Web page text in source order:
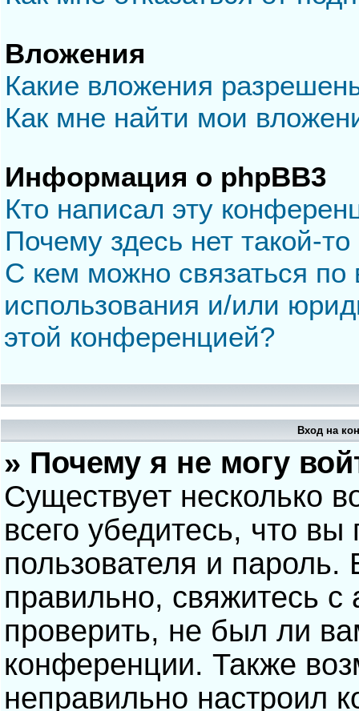
Вложения
Какие вложения
Как мне найти мои
Информация о phpBB3
Кто написал эту
Почему здесь нет такой-
С кем можно связаться по
использования и/или
этой конференцией?
Вход на
» Почему я не могу
Существует несколько
всего убедитесь, что
пользователя и
правильно, свяжитесь
проверить, не был ли
конференции. Также
неправильно настроил